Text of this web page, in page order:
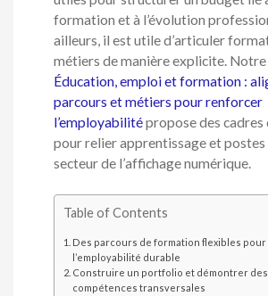
formation et à l’évolution
ailleurs, il est utile d’articuler
métiers de manière explicite.
Éducation, emploi et formation :
parcours et métiers pour renforcer
l’employabilitépropose des cadres
pour relier apprentissage et postes
secteur de l’affichage numérique.
Table of Contents
Des parcours de formation flexibles pour
l’employabilité durable
Construire un portfolio et démontrer des
compétences transversales